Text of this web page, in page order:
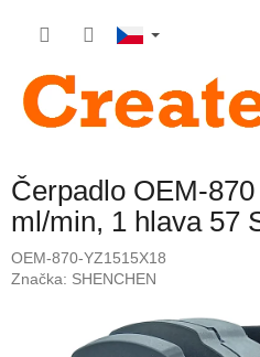
Čerpadlo OEM-
ml/min, 1 hlava 57
OEM-870-YZ1515X18
Značka: SHENCHEN